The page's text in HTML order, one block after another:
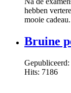
hebben
mooie cadeau.
Bruine
Hits: 7186